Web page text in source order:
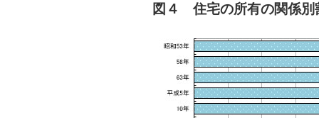
図４ 住宅の所有の関係別